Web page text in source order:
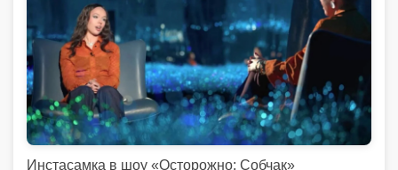
Инстасамка в шоу «Осторожно: Собчак»